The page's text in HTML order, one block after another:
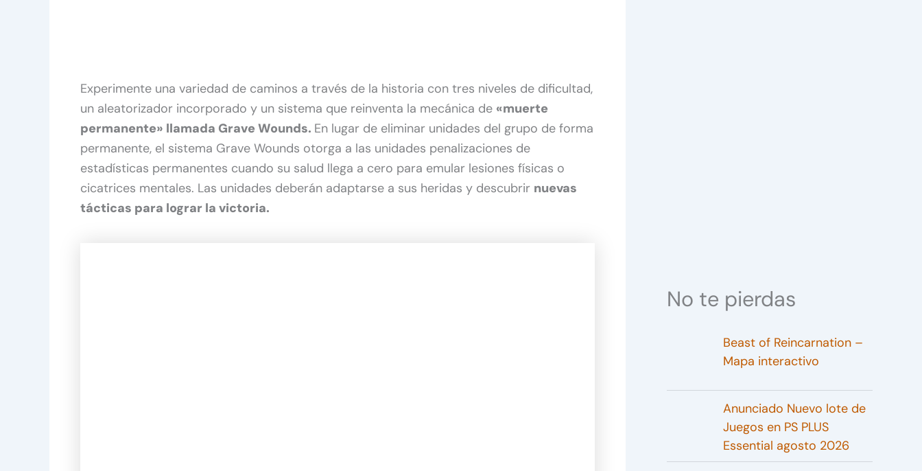
Experimente una variedad de caminos a través de la historia con tres niveles de dificultad,
un aleatorizador incorporado y un sistema que reinventa la mecánica de «muerte
permanente» llamada Grave Wounds. En lugar de eliminar unidades del grupo de forma
permanente, el sistema Grave Wounds otorga a las unidades penalizaciones de
estadísticas permanentes cuando su salud llega a cero para emular lesiones físicas o
cicatrices mentales. Las unidades deberán adaptarse a sus heridas y descubrir nuevas
tácticas para lograr la victoria.
No te pierdas
Beast of Reincarnation –
Mapa interactivo
Anunciado Nuevo lote de
Juegos en PS PLUS
Essential agosto 2026